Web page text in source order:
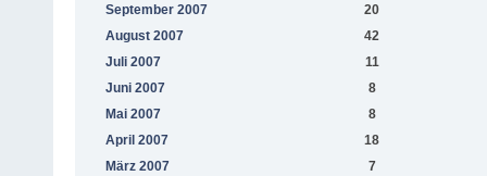
September 2007
20
August 2007
42
Juli 2007
11
Juni 2007
8
Mai 2007
8
April 2007
18
März 2007
7